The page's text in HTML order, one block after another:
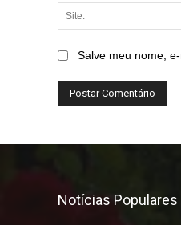
Salve meu nome,
Notícias Populares